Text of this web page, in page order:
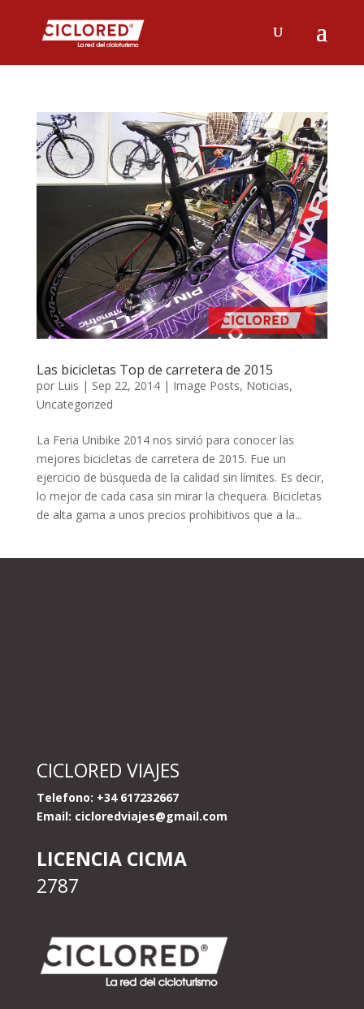
Las bicicletas Top de carretera de 2015
por Luis | Sep 22, 2014| Image Posts, Noticias,
Uncategorized
La Feria Unibike 2014 nos sirvió para conocer las
mejores bicicletas de carretera de 2015. Fue un
ejercicio de búsqueda de la calidad sin límites. Es decir,
lo mejor de cada casa sin mirar la chequera. Bicicletas
de alta gama a unos precios prohibitivos que a la...
CICLORED VIAJES
Telefono: +34 617232667
Email: cicloredviajes@gmail.com
LICENCIA CICMA
2787